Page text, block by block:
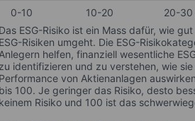
0-10 10-20 20-30
Das ESG-Risiko ist ein Mass dafür, wie
ESG-Risiken umgeht. Die ESG-
Anlegern helfen, finanziell wesentliche
zu identifizieren und zu verstehen, wie
Performance von Aktienanlagen
bis 100. Je geringer das Risiko, desto
keinem Risiko und 100 ist das